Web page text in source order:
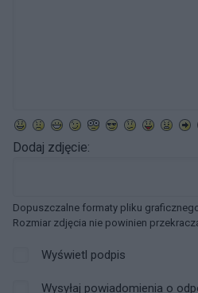
Dodaj zdjęcie:
Dopuszczalne formaty pliku
Rozmiar zdjęcia nie powinien
Wyświetl podpis
Wysyłaj powiadomienia o